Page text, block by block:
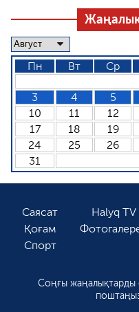
Пн Вт Ср
3
4 5
10
11 12
17
18 19
24
25 26
31
Саясат
Қоғам
Спорт
Halyq TV
Соңғы жаңалықтарды